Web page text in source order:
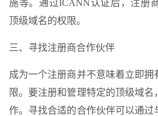
施等。通过ICANN认证后，注册
顶级域名的权限。
三、寻找注册商合作伙伴
成为一个注册商并不意味着立即拥
限。要注册和管理特定的顶级域
作。寻找合适的合作伙伴可以通过